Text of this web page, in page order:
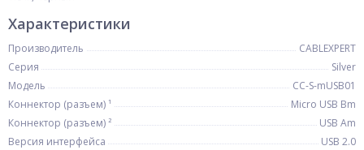
Характеристики
Производитель
CABLEXPERT
Серия
Silver
Модель
CC-S-mUSB01
Коннектор (разъем) ¹
Micro USB Bm
Коннектор (разъем) ²
USB Am
Версия интерфейса
USB 2.0